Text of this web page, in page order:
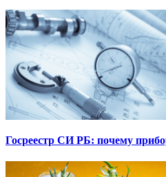
Госреестр СИ РБ: почему